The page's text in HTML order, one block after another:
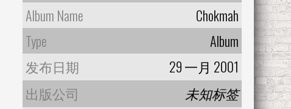
Album Name
Chokmah
Type
Album
发布日期
29 一月 2001
出版公司
未知标签